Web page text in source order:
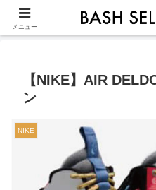
シューズ選びの基本 ASICS
【NIKE】AIR
ン
NIKE
メニュー